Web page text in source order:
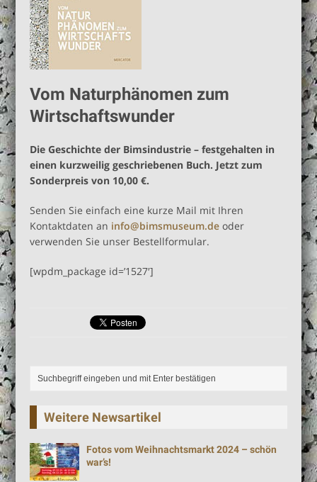
Vom Naturphänomen zum
Wirtschaftswunder
Die Geschichte der Bimsindustrie – festgehalten in
einen kurzweilig geschriebenen Buch. Jetzt zum
Sonderpreis von 10,00 €.
Senden Sie einfach eine kurze Mail mit Ihren
Kontaktdaten an info@bimsmuseum.de oder
verwenden Sie unser Bestellformular.
[wpdm_package id=’1527′]
Weitere Newsartikel
Fotos vom Weihnachtsmarkt 2024 – schön
war’s!